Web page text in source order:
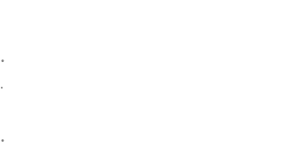
.
.
.